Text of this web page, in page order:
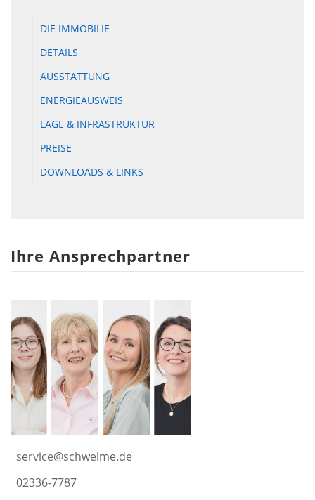
DIE IMMOBILIE
DETAILS
AUSSTATTUNG
ENERGIEAUSWEIS
LAGE & INFRASTRUKTUR
PREISE
DOWNLOADS & LINKS
Ihre Ansprechpartner
service@schwelme.de
02336-7787